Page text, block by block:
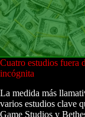
Cuatro estudios fuera
incógnita
La medida más
varios estudios clave
Game Studios y